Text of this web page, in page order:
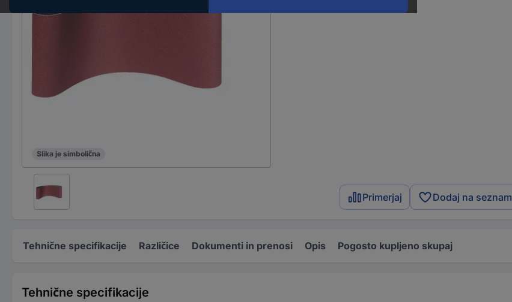
Slika je simbolična
Primerjaj Dodaj na seznam
Tehnične specifikacije Različice Dokumenti in prenosi Opis Pogosto kupljeno skupaj
Tehnične specifikacije